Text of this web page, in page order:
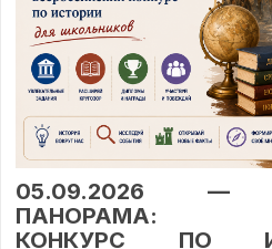
05.09.2026 —
ПАНОРАМА:
КОНКУРС ПО